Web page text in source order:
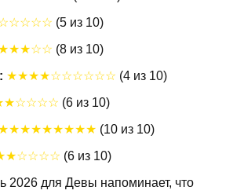
(5 из 10)
(8 из 10)
★★★★☆☆☆☆☆☆ (4 из 10)
(6 из 10)
(10 из 10)
(6 из 10)
2026 для Девы напоминает, что